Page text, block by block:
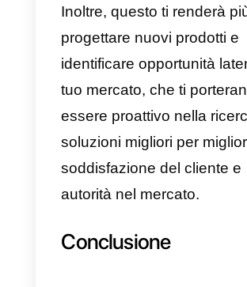
sfida e talvolta
rendere il
processo più
stressante, ti
modi per attuare il
sull’assistenza clienti.
omnicanale